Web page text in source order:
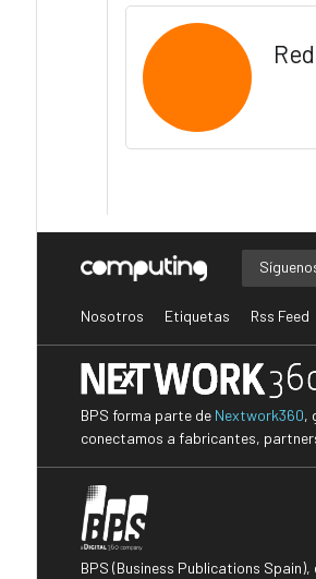
Nosotros Etiquetas Rss Feed
BPS forma parte de Nextwork360,
conectamos a fabricantes,
BPS (Business Publications